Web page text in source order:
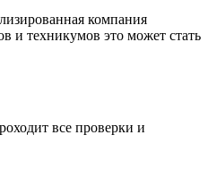
компания
и техникумов это может стать
все проверки и